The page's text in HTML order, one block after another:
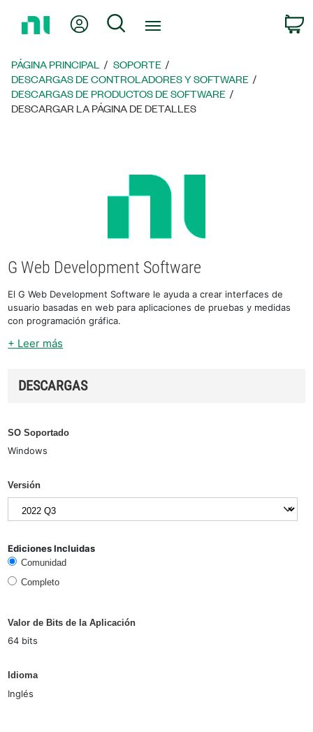
página
principal
Mi cuentaBúsqueda
PÁGINA PRINCIPAL
SOPORTE
DESCARGAS DE CONTROLADORES Y SOFTWARE
DESCARGAS DE PRODUCTOS DE SOFTWARE
DESCARGAR LA PÁGINA DE DETALLES
G Web Development Software
El G Web Development Software le ayuda a crear interfaces de
usuario basadas en web para aplicaciones de pruebas y medidas
con programación gráfica.
+ Leer más
DESCARGAS
SO Soportado
Windows
Versión
Ediciones Incluidas
Comunidad
Completo
Valor de Bits de la Aplicación
64 bits
Idioma
Inglés